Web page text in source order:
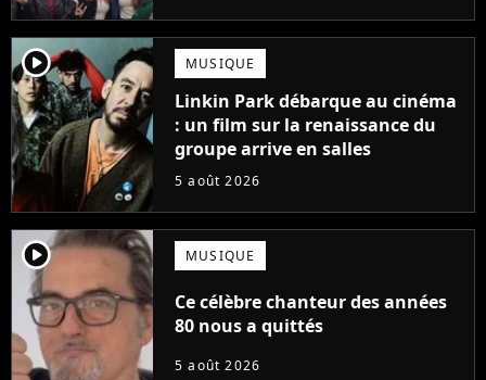
player2 MUSIQUE
Linkin Park débarque au cinéma
: un film sur la renaissance du
groupe arrive en salles
5 août 2026
player2 MUSIQUE
Ce célèbre chanteur des années
80 nous a quittés
5 août 2026